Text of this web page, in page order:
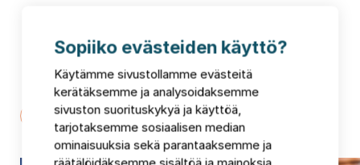
Puheenaiheita ja uutisia
Sopiiko evästeiden käyttö?
Käytämme sivustollamme evästeitä
kerätäksemme ja analysoidaksemme
sivuston suorituskykyä ja käyttöä,
tarjotaksemme sosiaalisen median
ominaisuuksia sekä parantaaksemme ja